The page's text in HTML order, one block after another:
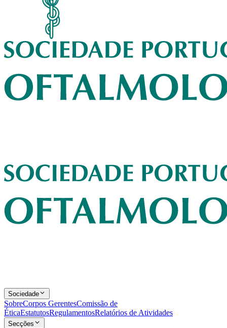
Sociedade
SobreCorpos GerentesComissão de
ÉticaEstatutosRegulamentosRelatórios de Atividades
Secções